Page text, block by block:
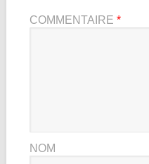
COMMENTAIRE *
NOM